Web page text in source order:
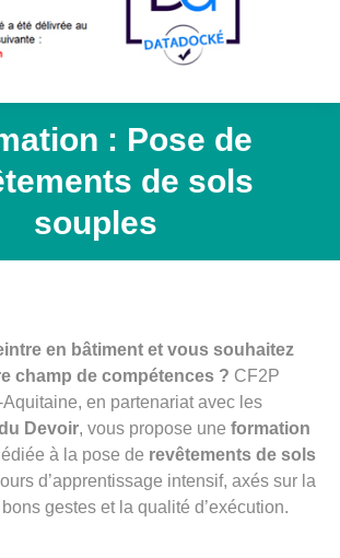
: Pose de
de sols
souples
en bâtiment et vous souhaitez
champ de compétences ? CF2P
en partenariat avec les
Devoir, vous propose une formation
à la pose de revêtements de sols
d’apprentissage intensif, axés sur la
gestes et la qualité d’exécution.